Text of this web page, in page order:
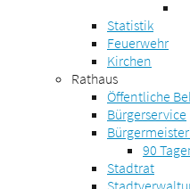
Statistik
Feuerwehr
Kirchen
Rathaus
Öffentliche
Bürgerservice
90
Stadtrat